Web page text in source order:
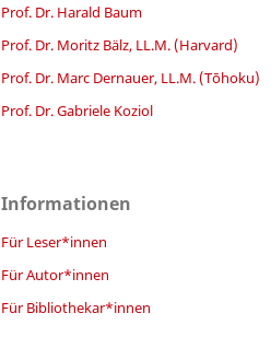
Prof. Dr. Harald Baum
Prof. Dr. Moritz Bälz, LL.M. (Harvard)
Prof. Dr. Marc Dernauer, LL.M. (Tōhoku)
Prof. Dr. Gabriele Koziol
Informationen
Für Leser*innen
Für Autor*innen
Für Bibliothekar*innen